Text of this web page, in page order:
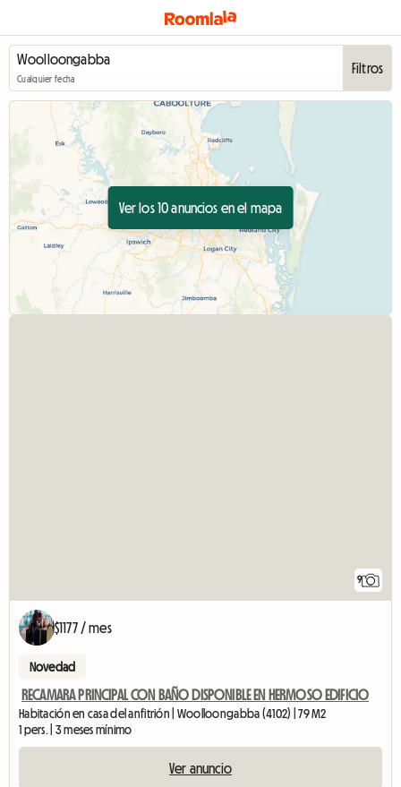
Cualquier fecha
Filtros
Ver los 10 anuncios en el mapa
9
$1177 / mes
Novedad
RECAMARA PRINCIPAL CON BAÑO DISPONIBLE EN HERMOSO EDIFICIO
Habitación en casa del anfitrión | Woolloongabba (4102) | 79 M2
1 pers. | 3 meses mínimo
Ver anuncio